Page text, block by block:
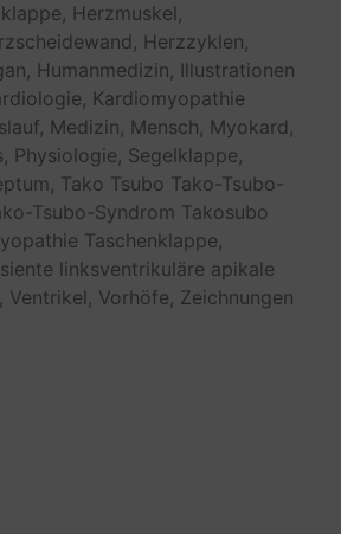
Herzmuskel,
Herzzyklen,
Humanmedizin, Illustrationen
Kardiomyopathie
Medizin, Mensch, Myokard,
Physiologie, Segelklappe,
Tako Tsubo Tako-Tsubo-
Tsubo-Syndrom Takosubo
Taschenklappe,
linksventrikuläre apikale
Ventrikel, Vorhöfe, Zeichnungen